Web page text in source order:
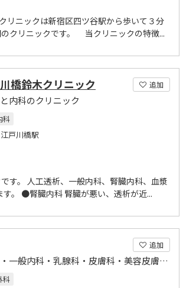
リニックは新宿区四ツ谷駅から歩いて３分
クリニックです。 当クリニックの特徴...
追加
橋鈴木クリニック
内科のクリニック
科
戸川橋駅
す。 人工透析、一般内科、腎臓内科、血漿
。 ●腎臓内科 腎臓が悪い、透析が近...
追加
新宿区上落合、中井の外科・一般内科・乳腺科・皮膚科・美容皮膚科・整形外科。
科